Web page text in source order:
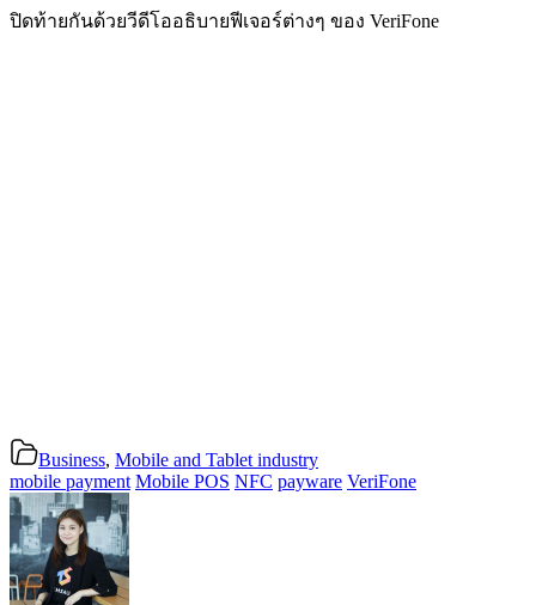
ปิดท้ายกันด้วยวีดีโออธิบายฟีเจอร์ต่างๆ ของ VeriFone
Business, Mobile and Tablet industry
mobile payment Mobile POS NFC payware VeriFone